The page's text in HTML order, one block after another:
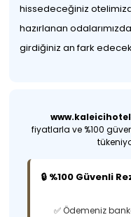
hissedeceğiniz
hazırlanan
girdiğiniz an fark
fiyatlarla ve %100
🔒 %100 Güvenli
✅ Ödemeniz